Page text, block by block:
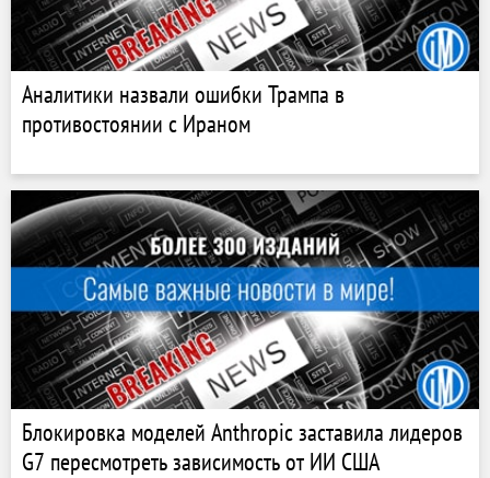
Аналитики назвали ошибки Трампа в
противостоянии с Ираном
Блокировка моделей Anthropic заставила лидеров
G7 пересмотреть зависимость от ИИ США